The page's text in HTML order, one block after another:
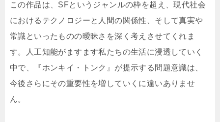
この作品は、SFというジャンルの枠を超え、現代社会
におけるテクノロジーと人間の関係性、そして真実や
常識といったものの曖昧さを深く考えさせてくれま
す。人工知能がますます私たちの生活に浸透していく
中で、『ホンキイ・トンク』が提示する問題意識は、
今後さらにその重要性を増していくに違いありませ
ん。